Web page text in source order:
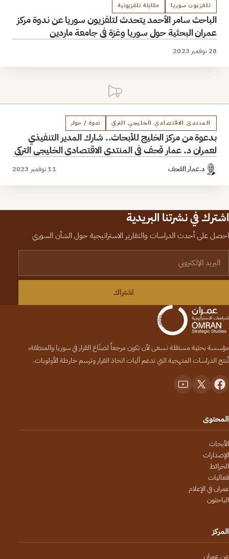
تلفزيون سوريا مقابلة تلفزيونية
الباحث سامر الأحمد يتحدث لتلفزيون سوريا عن ندوة مركز
عمران البحثية حول سوريا وغزة في جامعة ماردين
28 نوفمبر 2023
المنتدى الاقتصادي الخليجي التركي ندوة / حوار
بدعوة من مركز الخليج للأبحاث.. شارك المدير التنفيذي
لعمران د. عمار قحف في المنتدى الاقتصادي الخليجي التركي
د.عمار القحف 11 نوفمبر 2023
اشترك في نشرتنا البريدية
احصل على أحدث الدراسات والتقارير الاستراتيجية حول الشأن السوري
اشتراك
مؤسسة بحثية مستقلة تسعى لأن تكون مرجعاً لصنّاع القرار في سوريا والمنطقة،
تُنتج الدراسات المنهجية التي تدعم آليات اتخاذ القرار وترسم خارطة الأولويات.
المحتوى
الأبحاث
الإصدارات
الخرائط
فعاليات
عمران في الإعلام
الباحثون
المركز
عن عمران